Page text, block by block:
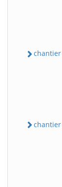
chantier
chantier